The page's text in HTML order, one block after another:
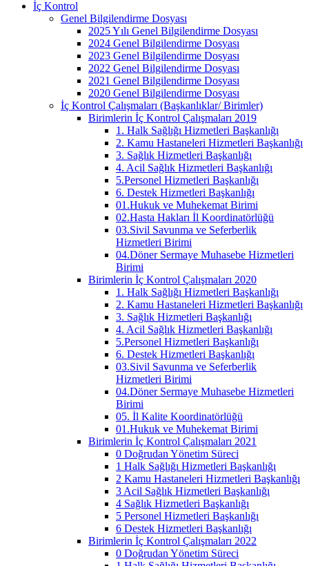
İç Kontrol
Genel Bilgilendirme Dosyası
2025 Yılı Genel Bilgilendirme Dosyası
2024 Genel Bilgilendirme Dosyası
2023 Genel Bilgilendirme Dosyası
2022 Genel Bilgilendirme Dosyası
2021 Genel Bilgilendirme Dosyası
2020 Genel Bilgilendirme Dosyası
İç Kontrol Çalışmaları (Başkanlıklar/ Birimler)
Birimlerin İç Kontrol Çalışmaları 2019
1. Halk Sağlığı Hizmetleri Başkanlığı
2. Kamu Hastaneleri Hizmetleri Başkanlığı
3. Sağlık Hizmetleri Başkanlığı
4. Acil Sağlık Hizmetleri Başkanlığı
5.Personel Hizmetleri Başkanlığı
6. Destek Hizmetleri Başkanlığı
01.Hukuk ve Muhekemat Birimi
02.Hasta Hakları İl Koordinatörlüğü
03.Sivil Savunma ve Seferberlik
Hizmetleri Birimi
04.Döner Sermaye Muhasebe Hizmetleri
Birimi
Birimlerin İç Kontrol Çalışmaları 2020
1. Halk Sağlığı Hizmetleri Başkanlığı
2. Kamu Hastaneleri Hizmetleri Başkanlığı
3. Sağlık Hizmetleri Başkanlığı
4. Acil Sağlık Hizmetleri Başkanlığı
5.Personel Hizmetleri Başkanlığı
6. Destek Hizmetleri Başkanlığı
03.Sivil Savunma ve Seferberlik
Hizmetleri Birimi
04.Döner Sermaye Muhasebe Hizmetleri
Birimi
05. İl Kalite Koordinatörlüğü
01.Hukuk ve Muhekemat Birimi
Birimlerin İç Kontrol Çalışmaları 2021
0 Doğrudan Yönetim Süreci
1 Halk Sağlığı Hizmetleri Başkanlığı
2 Kamu Hastaneleri Hizmetleri Başkanlığı
3 Acil Sağlık Hizmetleri Başkanlığı
4 Sağlık Hizmetleri Başkanlığı
5 Personel Hizmetleri Başkanlığı
6 Destek Hizmetleri Başkanlığı
Birimlerin İç Kontrol Çalışmaları 2022
0 Doğrudan Yönetim Süreci